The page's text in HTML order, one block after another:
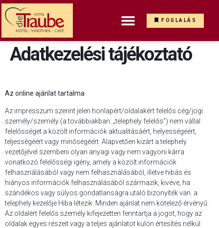
FOGLALÁS
Adatkezelési tájékoztató
Az online ajánlat tartalma
Az impresszum szerint jelen honlapért/oldalakért felelős cég/jogi
személy/személy (a továbbiakban: „telephely felelős”) nem vállal
felelősséget a közölt információk aktualitásáért, helyességéért,
teljességéért vagy minőségéért. Alapvetően kizárt a telephely
vezetőjével szembeni olyan anyagi vagy nem vagyoni kárra
vonatkozó felelősségi igény, amely a közölt információk
felhasználásából vagy nem felhasználásából, illetve hibás és
hiányos információk felhasználásából származik, kivéve, ha
szándékos vagy súlyos gondatlanságra utaló bizonyíték van. a
telephely kezelője Hiba létezik. Minden ajánlat nem kötelező érvényű.
Az oldalért felelős személy kifejezetten fenntartja a jogot, hogy az
oldalak egyes részeit vagy a teljes ajánlatot külön értesítés nélkül